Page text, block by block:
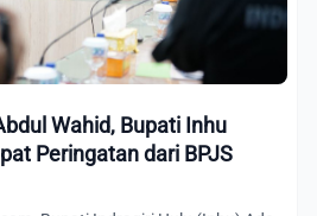
Wahid, Bupati Inhu
Peringatan dari BPJS